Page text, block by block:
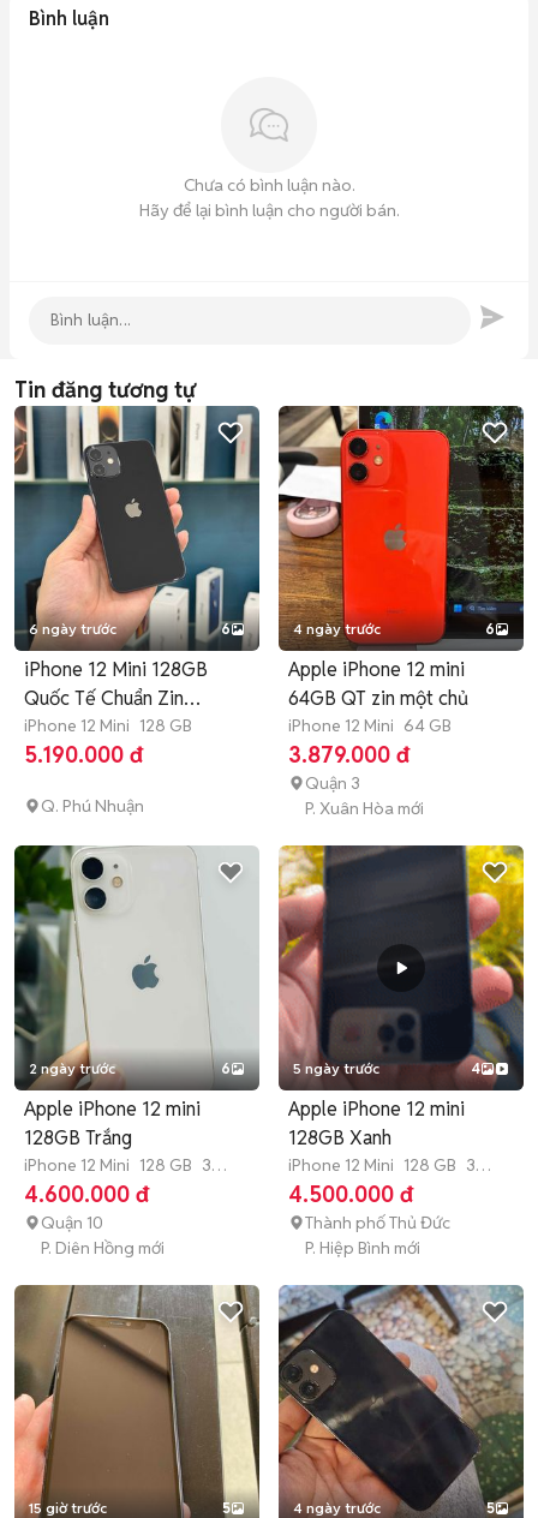
Bình luận
Chưa có bình luận nào.
Hãy để lại bình luận cho người bán.
Tin đăng tương tự
6 ngày trước 6
iPhone 12 Mini 128GB
Quốc Tế Chuẩn Zin
Nguyên Bản
iPhone 12 Mini 128 GB
5.190.000 đ
Q. Phú Nhuận
4 ngày trước 6
Apple iPhone 12 mini
64GB QT zin một chủ
iPhone 12 Mini 64 GB
3.879.000 đ
Quận 3
P. Xuân Hòa mới
2 ngày trước 6
Apple iPhone 12 mini
128GB Trắng
iPhone 12 Mini 128 GB 3
tháng
4.600.000 đ
Quận 10
P. Diên Hồng mới
5 ngày trước 4
Apple iPhone 12 mini
128GB Xanh
iPhone 12 Mini 128 GB 3
tháng
4.500.000 đ
Thành phố Thủ Đức
P. Hiệp Bình mới
15 giờ trước 5 4 ngày trước 5